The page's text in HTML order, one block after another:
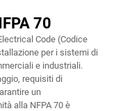
70
Code (Codice
per i sistemi di
e industriali.
requisiti di
un
alla NFPA 70 è